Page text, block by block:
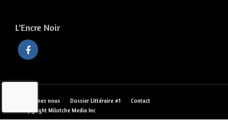
L'Encre Noir
Qui sommes nous Dossier Littéraire #1
Contact
© Copyright Milotche Media Inc